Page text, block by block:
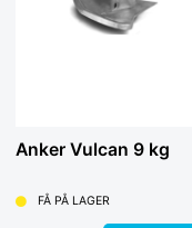
Anker Vulcan 9 kg
FÅ PÅ LAGER